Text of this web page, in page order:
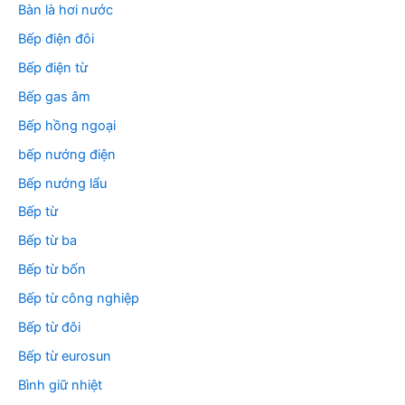
Bàn là hơi nước
Bếp điện đôi
Bếp điện từ
Bếp gas âm
Bếp hồng ngoại
bếp nướng điện
Bếp nướng lẩu
Bếp từ
Bếp từ ba
Bếp từ bốn
Bếp từ công nghiệp
Bếp từ đôi
Bếp từ eurosun
Bình giữ nhiệt